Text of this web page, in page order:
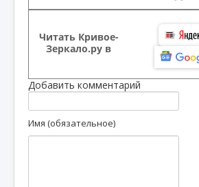
Читать Кривое-
Зеркало.ру в
Добавить комментарий
Имя (обязательное)